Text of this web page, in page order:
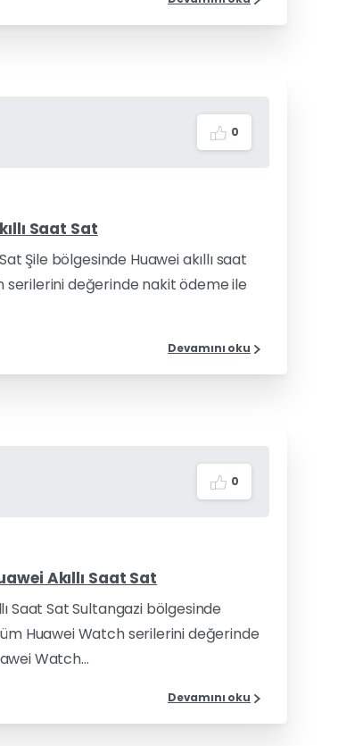
0
Saat Sat
Şile bölgesinde Huawei akıllı saat
serilerini değerinde nakit ödeme ile
Devamını oku
0
Akıllı Saat Sat
Saat Sat Sultangazi bölgesinde
Huawei Watch serilerini değerinde
Watch...
Devamını oku